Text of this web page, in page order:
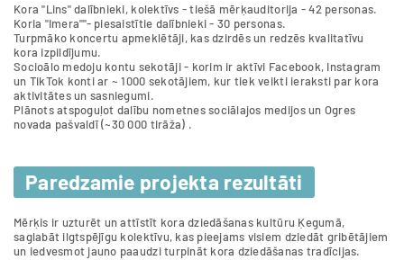
Kora "Lins" dalībnieki, kolektīvs - tiešā mērķauditorija - 42 personas.
Koria "Imera""- piesaistītie dalībnieki - 30 personas.
Turpmāko koncertu apmeklētāji, kas dzirdēs un redzēs kvalitatīvu
kora izpildījumu.
Socioālo medoju kontu sekotāji - korim ir aktīvi Facebook, Instagram
un TikTok konti ar ~ 1000 sekotājiem, kur tiek veikti ieraksti par kora
aktivitātes un sasniegumi.
Plānots atspoguļot dalību nometnes sociālajos medijos un Ogres
novada pašvaldī (~30 000 tirāža) .
Paredzamie projekta rezultāti
Mērķis ir uzturēt un attīstīt kora dziedāšanas kultūru Ķegumā,
saglabāt ilgtspējīgu kolektīvu, kas pieejams visiem dziedāt gribētājiem
un iedvesmot jauno paaudzi turpināt kora dziedāšanas tradīcijas.